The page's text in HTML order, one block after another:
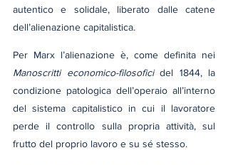
autentico e solidale, liberato dalle catene
dell’alienazione capitalistica.
Manoscritti economico-filosofici del 1844, la
condizione patologica dell’operaio all’interno
del sistema capitalistico in cui il lavoratore
perde il controllo sulla propria attività, sul
frutto del proprio lavoro e su sé stesso.